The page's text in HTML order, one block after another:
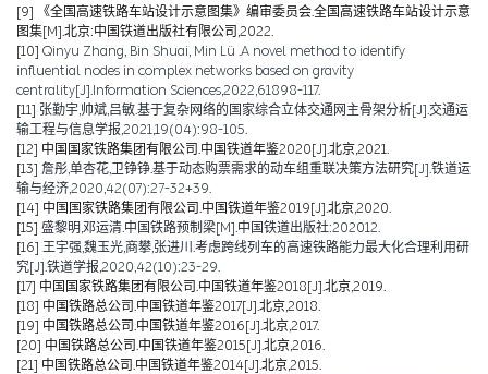
[9]
《全国高速铁路车站设计示意图集》编审委员会.全国高速铁路车站设计示意
图集[M].北京:中国铁道出版社有限公司,2022.
[10] Qinyu Zhang, Bin Shuai, Min Lü .A novel method to identify
influential nodes in complex networks based on gravity
centrality[J].Information Sciences,2022,61898-117.
[11] 张勤宇,帅斌,吕敏.基于复杂网络的国家综合立体交通网主骨架分析[J].交通运
输工程与信息学报,2021,19(04):98-105.
[12] 中国国家铁路集团有限公司.中国铁道年鉴2020[J].北京,2021.
[13] 詹彤,单杏花,卫铮铮.基于动态购票需求的动车组重联决策方法研究[J].铁道运
输与经济,2020,42(07):27-32+39.
[14] 中国国家铁路集团有限公司.中国铁道年鉴2019[J].北京,2020.
[15] 盛黎明,邓运清.中国铁路预制梁[M].中国铁道出版社:202012.
[16] 王宇强,魏玉光,商攀,张进川.考虑跨线列车的高速铁路能力最大化合理利用研
究[J].铁道学报,2020,42(10):23-29.
[17] 中国国家铁路集团有限公司.中国铁道年鉴2018[J].北京,2019.
[18] 中国铁路总公司.中国铁道年鉴2017[J].北京,2018.
[19] 中国铁路总公司.中国铁道年鉴2016[J].北京,2017.
[20] 中国铁路总公司.中国铁道年鉴2015[J].北京,2016.
[21] 中国铁路总公司.中国铁道年鉴2014[J].北京,2015.